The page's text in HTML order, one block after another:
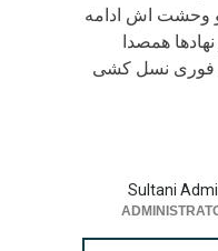
وحشت اش ادامه
همصدا
فوری نسل کشی
Sultani